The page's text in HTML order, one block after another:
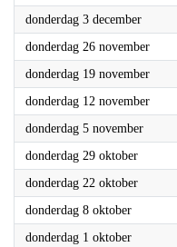
donderdag 3 december2020
donderdag 26 november2020
donderdag 19 november2020
donderdag 12 november2020
donderdag 5 november2020
donderdag 29 oktober2020
donderdag 22 oktober2020
donderdag 8 oktober2020
donderdag 1 oktober2020